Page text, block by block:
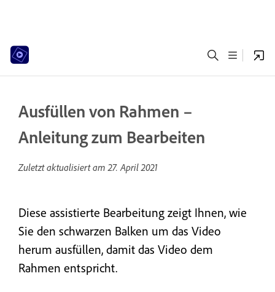
Ausfüllen von Rahmen –
Anleitung zum Bearbeiten
Zuletzt aktualisiert am27. April 2021
Diese assistierte Bearbeitung zeigt Ihnen, wie
Sie den schwarzen Balken um das Video
herum ausfüllen, damit das Video dem
Rahmen entspricht.